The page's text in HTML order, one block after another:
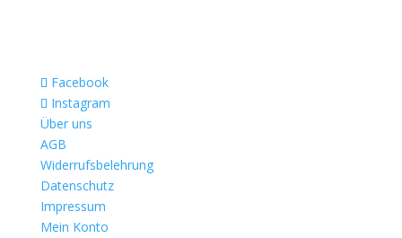
Facebook
Instagram
Über uns
AGB
Widerrufsbelehrung
Datenschutz
Impressum
Mein Konto